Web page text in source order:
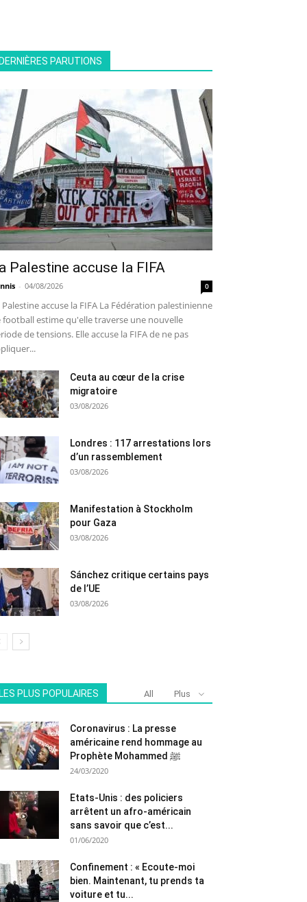
DERNIÈRES PARUTIONS
Palestine accuse la FIFA
- 04/08/2026 0
Palestine accuse la FIFA La Fédération palestinienne
football estime qu'elle traverse une nouvelle
de tensions. Elle accuse la FIFA de ne pas
Ceuta au cœur de la crise
migratoire
03/08/2026
Londres : 117 arrestations lors
d’un rassemblement
03/08/2026
Manifestation à Stockholm
pour Gaza
03/08/2026
Sánchez critique certains pays
de l’UE
03/08/2026
LES PLUS POPULAIRES All Plus
Coronavirus : La presse
américaine rend hommage au
Prophète Mohammed ﷺ
24/03/2020
Etats-Unis : des policiers
arrêtent un afro-américain
sans savoir que c’est...
01/06/2020
Confinement : « Ecoute-moi
bien. Maintenant, tu prends ta
voiture et tu...